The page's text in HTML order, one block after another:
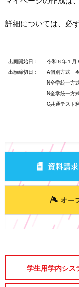
詳細については、必
出願開始日：
令和６年１月
出願締切日：
A個別方式
N全学統一方
N全学統一方
C共通テスト
学生用学内シス